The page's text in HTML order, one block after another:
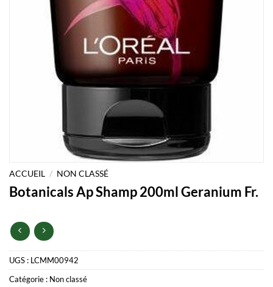
ACCUEIL / NON CLASSÉ
Botanicals Ap Shamp 200ml Geranium Fr.
UGS : LCMM00942
Catégorie : Non classé